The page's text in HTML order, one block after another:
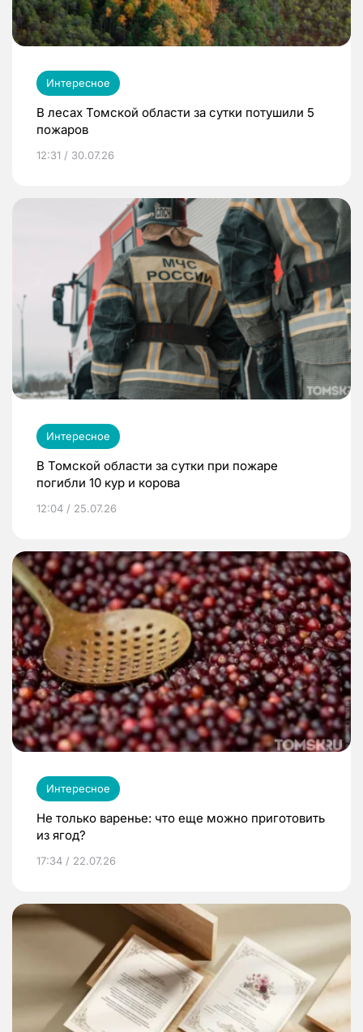
Интересное
В лесах Томской области за сутки потушили 5
пожаров
12:31 / 30.07.26
Интересное
В Томской области за сутки при пожаре
погибли 10 кур и корова
12:04 / 25.07.26
Интересное
Не только варенье: что еще можно приготовить
из ягод?
17:34 / 22.07.26